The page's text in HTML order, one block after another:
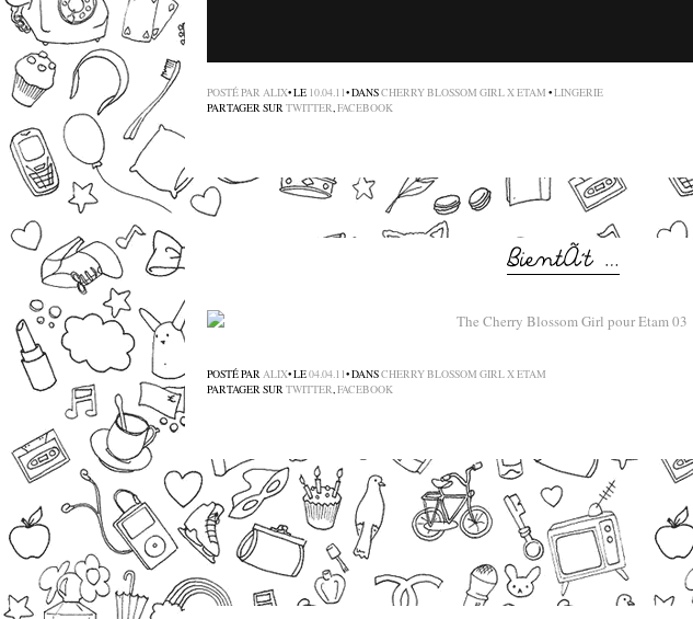
POSTÉ PAR ALIX• LE 10.04.11• DANSCHERRY BLOSSOM GIRL X ETAM •LINGERIE
PARTAGER SURTWITTER,FACEBOOK
POSTÉ PARALIX• LE04.04.11• DANSCHERRY BLOSSOM GIRL X ETAM
PARTAGER SURTWITTER,FACEBOOK